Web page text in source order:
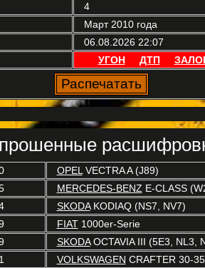
4
Март 2010 года
06.08.2026 22:07
УГОН ДТП
OPEL VECTRA A (J89)
MERCEDES-BENZ E-CLASS
SKODAKODIAQ (NS7, NV7)
FIAT1000er-Serie
SKODAOCTAVIA III (5E3, NL3,
VOLKSWAGEN CRAFTER 30-